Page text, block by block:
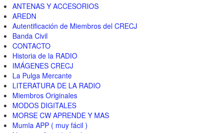
ANTENAS Y ACCESORIOS
AREDN
Autentificación de Miembros del CRECJ
Banda Civil
CONTACTO
Historia de la RADIO
IMÁGENES CRECJ
La Pulga Mercante
LITERATURA DE LA RADIO
Miembros Originales
MODOS DIGITALES
MORSE CW APRENDE Y MAS
Mumla APP ( muy fácil )